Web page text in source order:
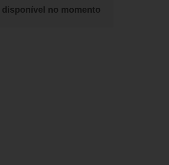
no momento